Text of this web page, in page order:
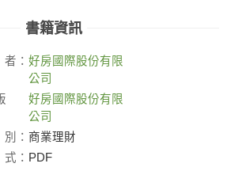
書籍資訊
者： 好房國際股份有限
公司
好房國際股份有限
公司
別： 商業理財
式： PDF